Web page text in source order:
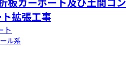
拡張工事
ト
ル系